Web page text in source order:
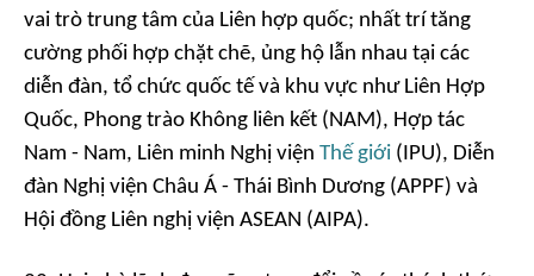
vai trò trung tâm của Liên hợp quốc; nhất trí tăng
cường phối hợp chặt chẽ, ủng hộ lẫn nhau tại các
diễn đàn, tổ chức quốc tế và khu vực như Liên Hợp
Quốc, Phong trào Không liên kết (NAM), Hợp tác
Nam - Nam, Liên minh Nghị viện Thế giới (IPU), Diễn
đàn Nghị viện Châu Á - Thái Bình Dương (APPF) và
Hội đồng Liên nghị viện ASEAN (AIPA).